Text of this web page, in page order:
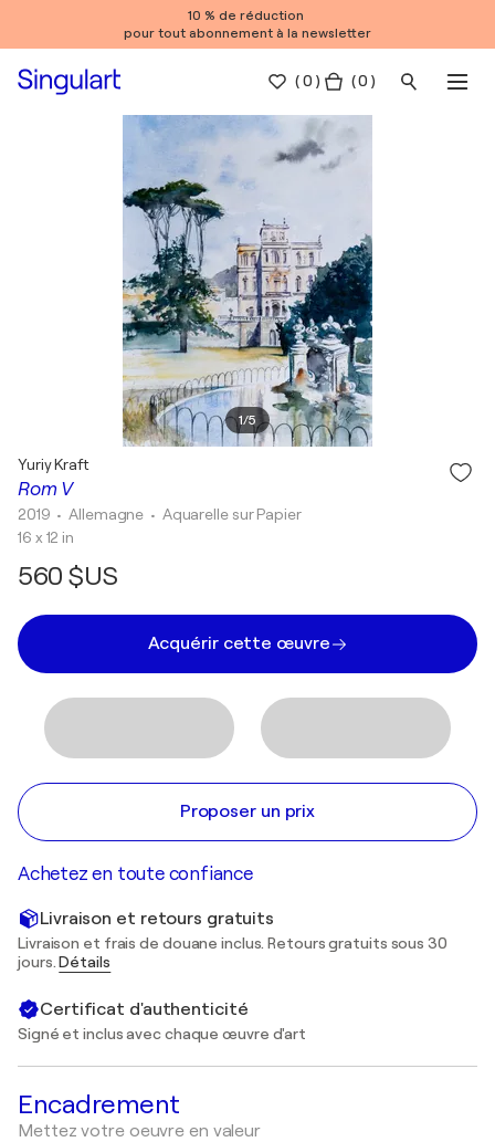
10 % de réduction
pour tout abonnement à la newsletter
(0 ) ( 0 )
1/5
Rom V
Yuriy Kraft
2019 • Allemagne • Aquarelle sur Papier
16 x 12 in
560 $US
Acquérir cette œuvre
Proposer un prix
Achetez en toute confiance
Livraison et retours gratuits
Livraison et frais de douane inclus. Retours gratuits sous 30
jours.Détails
Certificat d'authenticité
Signé et inclus avec chaque œuvre d'art
Encadrement
Mettez votre oeuvre en valeur